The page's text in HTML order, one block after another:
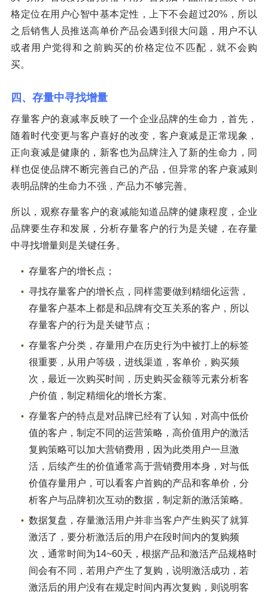
格定位在用户心智中基本定性，上下不会超过20%，所以
之后销售人员推送高单价产品会遇到很大问题，用户不认
或者用户觉得和之前购买的价格定位不匹配，就不会购
买。
四、存量中寻找增量
存量客户的衰减率反映了一个企业品牌的生命力，首先，
随着时代变更与客户喜好的改变，客户衰减是正常现象，
正向衰减是健康的，新客也为品牌注入了新的生命力，同
样也促使品牌不断完善自己的产品，但异常的客户衰减则
表明品牌的生命力不强，产品力不够完善。
所以，观察存量客户的衰减能知道品牌的健康程度，企业
品牌要生存和发展，分析存量客户的行为是关键，在存量
中寻找增量则是关键任务。
存量客户的增长点；
寻找存量客户的增长点，同样需要做到精细化运营，
存量客户基本上都是和品牌有交互关系的客户，所以
存量客户的行为是关键节点；
存量客户分类，存量用户在历史行为中被打上的标签
很重要，从用户等级，进线渠道，客单价，购买频
次，最近一次购买时间，历史购买金额等元素分析客
户价值，制定精细化的增长方案。
存量客户的特点是对品牌已经有了认知，对高中低价
值的客户，制定不同的运营策略，高价值用户的激活
复购策略可以加大营销费用，因为此类用户一旦激
活，后续产生的价值通常高于营销费用本身，对与低
价值存量用户，可以看客户首购的产品和客单价，分
析客户与品牌初次互动的数据，制定新的激活策略。
数据复盘，存量激活用户并非当客户产生购买了就算
激活了，要分析激活后的用户在段时间内的复购频
次，通常时间为14~60天，根据产品和激活产品规格时
间会有不同，若用户产生了复购，说明激活成功，若
激活后的用户没有在规定时间内再次复购，则说明客